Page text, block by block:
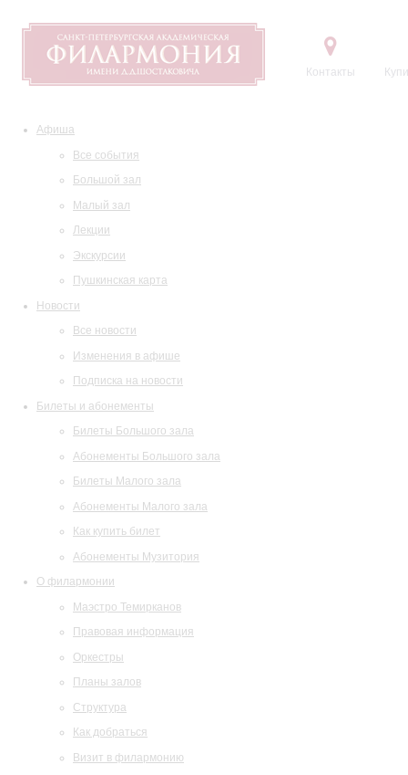
Контакты
Афиша
Все события
Большой зал
Малый зал
Лекции
Экскурсии
Пушкинская карта
Новости
Все новости
Изменения в афише
Подписка на новости
Билеты и абонементы
Билеты Большого зала
Абонементы Большого зала
Билеты Малого зала
Абонементы Малого зала
Как купить билет
Абонементы Музитория
О филармонии
Маэстро Темирканов
Правовая информация
Оркестры
Планы залов
Структура
Как добраться
Визит в филармонию